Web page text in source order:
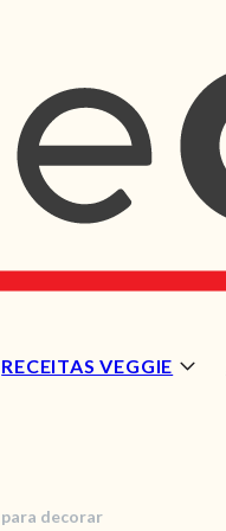
RECEITAS VEGGIE
decorar